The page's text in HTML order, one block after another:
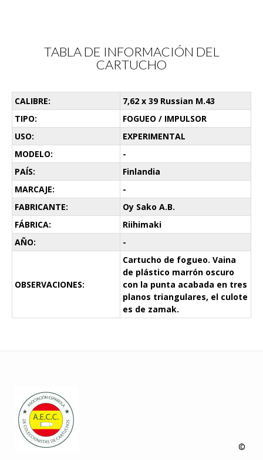
TABLA DE INFORMACIÓN DEL
CARTUCHO
CALIBRE:
7,62 x 39 Russian M.43
TIPO:
FOGUEO / IMPULSOR
USO:
EXPERIMENTAL
MODELO:
-
PAÍS:
Finlandia
MARCAJE:
-
FABRICANTE:
Oy Sako A.B.
FÁBRICA:
Riihimaki
AÑO:
-
OBSERVACIONES:
Cartucho de fogueo. Vaina
de plástico marrón oscuro
con la punta acabada en tres
planos triangulares, el culote
es de zamak.
©